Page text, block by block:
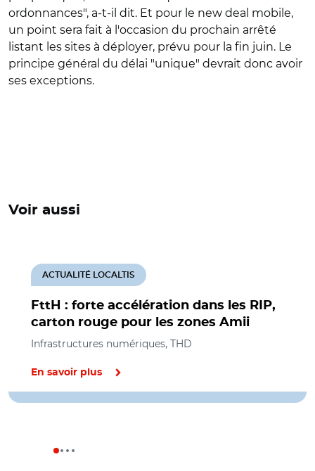
ordonnances", a-t-il dit. Et pour le new deal mobile,
un point sera fait à l'occasion du prochain arrêté
listant les sites à déployer, prévu pour la fin juin. Le
principe général du délai "unique" devrait donc avoir
ses exceptions.
Voir aussi
FttH : forte accélération dans les RIP,
carton rouge pour les zones Amii
ACTUALITÉ LOCALTIS
Infrastructures numériques, THD
En savoir plus